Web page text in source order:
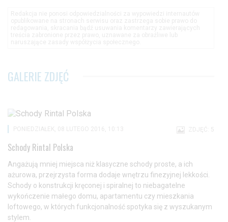
GALERIE ZDJĘĆ
ZDJĘĆ: 5
PONIEDZIAŁEK, 08 LUTEGO 2016, 10:13
Schody Rintal Polska
Angażują mniej miejsca niż klasyczne schody proste, a ich
ażurowa, przejrzysta forma dodaje wnętrzu finezyjnej lekkości.
Schody o konstrukcji kręconej i spiralnej to niebagatelne
wykończenie małego domu, apartamentu czy mieszkania
loftowego, w których funkcjonalność spotyka się z wyszukanym
stylem.